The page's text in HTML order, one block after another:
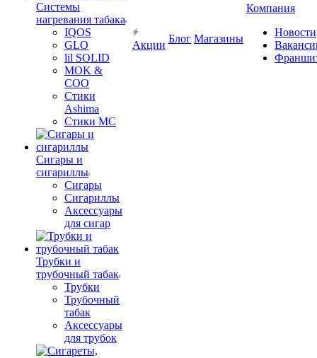
Системы
нагревания табака
IQOS
GLO
lil SOLID
MOK &
COO
Стики
Ashima
Стики MC
Сигары и
сигариллы
Сигары
Сигариллы
Аксессуары
для сигар
Трубки и
трубочный табак
Трубки
Трубочный
табак
Аксессуары
для трубок
Акции
Блог Магазины
Компания
Новости